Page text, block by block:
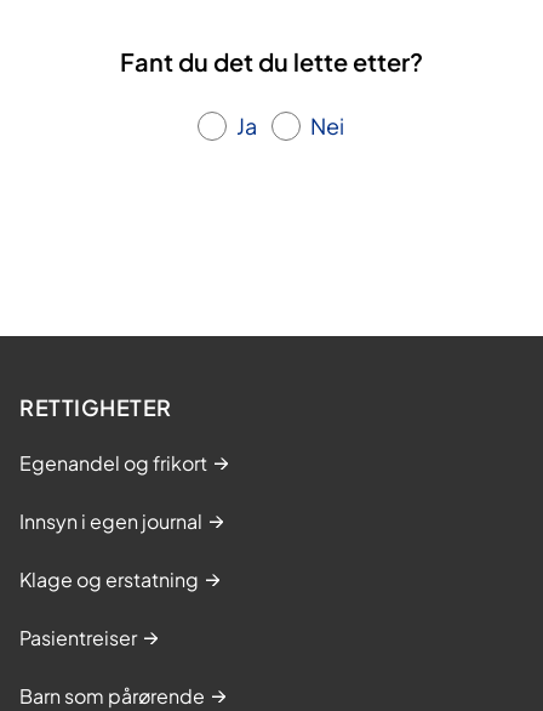
Fant du det du lette etter?
Ja Nei
RETTIGHETER
Egenandel og frikort
Innsyn i egen journal
Klage og erstatning
Pasientreiser
Barn som pårørende